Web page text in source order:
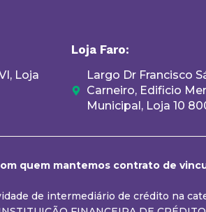
Loja
Loja Faro:
Largo Dr Francisco
Carneiro, Edificio
Municipal, Loja 10
quem mantemos contrato de
de intermediário de crédito na